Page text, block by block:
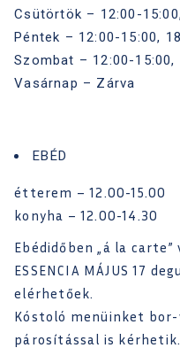
Csütörtök – 12:00-
Péntek – 12:00-15:00,
Szombat – 12:00-15:00,
Vasárnap – Zárva
EBÉD
étterem – 12.00-15.00
konyha – 12.00-14.30
Ebédidőben „á la
ESSENCIA MÁJUS 17
elérhetőek.
Kóstoló menüinket bor-
párosítással is kérhetik.